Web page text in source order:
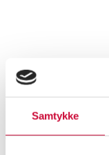
Samtykke
36 fl. Zoé,
wine,